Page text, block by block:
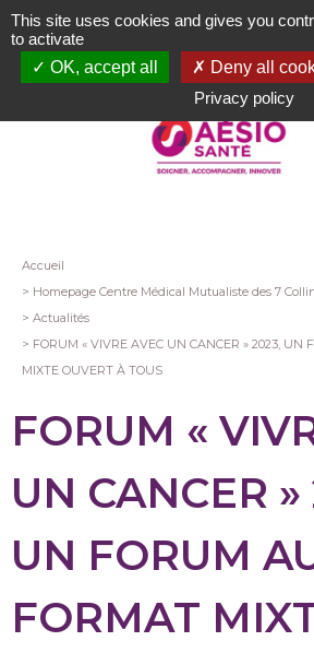
Aller
au
contenu
Fil
d'Ariane
Accueil
Homepage Centre Médical Mutualiste des 7
Actualités
FORUM « VIVRE AVEC UN CANCER » 2023, UN
MIXTE OUVERT À TOUS
FORUM «
UN CANCER
UN FORUM
FORMAT
This site uses cookies and gives you
to activate
OK, accept all
Deny all
Privacy policy